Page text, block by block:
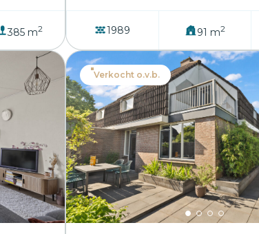
385 m2 1989 91 m2
Verkocht o.v.b.